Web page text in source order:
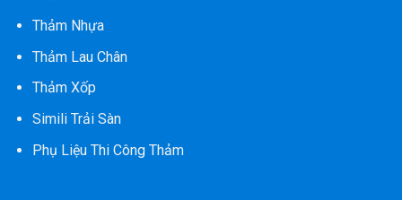
Thảm Nhựa
Thảm Lau Chân
Thảm Xốp
Simili Trải Sàn
Phụ Liệu Thi Công Thảm